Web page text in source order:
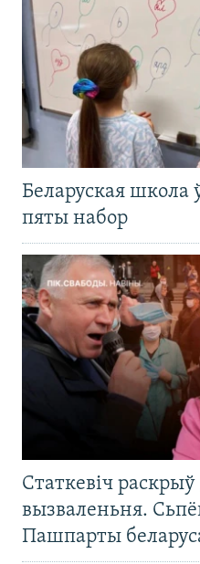
Беларуская школа
пяты набор
Статкевіч раскрыў
вызваленьня.
Пашпарты